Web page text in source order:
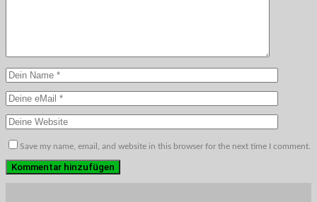
Save my name, email, and website in this browser for the next time I comment.